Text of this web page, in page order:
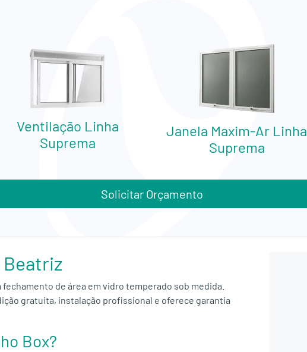
Ventilação Linha
Suprema
Janela Maxim-Ar Linha
Suprema
Solicitar Orçamento
de área em vidro temperado sob medida.
gratuita, instalação profissional e oferece garantia
Box?